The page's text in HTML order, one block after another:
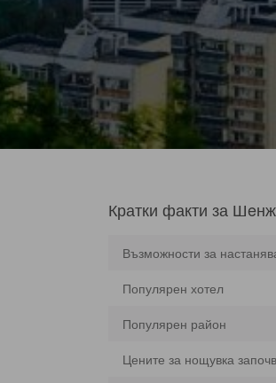
Кратки факти за
Възможности за
Популярен хотел
Популярен район
Цените за нощувка